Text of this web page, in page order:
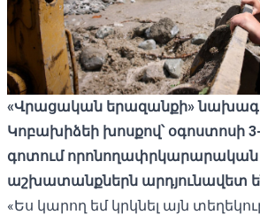
«Վրացական երազանքի»
Կոբախիձեի խոսքով՝ օգոստոսի
գոտում որոնողափրկարարական
աշխատանքներն արդյունավետ
«Ես կարող եմ կրկնել այն